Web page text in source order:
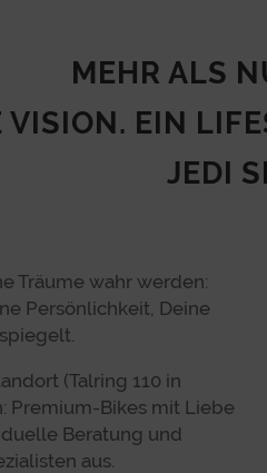
MEHR ALS
VISION. EIN
JEDI
Träume wahr werden:
Persönlichkeit, Deine
(Talring 110 in
Premium-Bikes mit Liebe
Beratung und
aus.